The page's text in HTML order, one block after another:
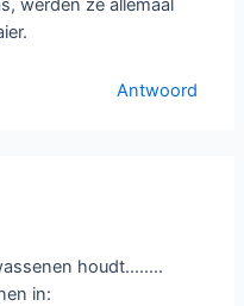
werden ze allemaal
Antwoord
houdt……..
in: